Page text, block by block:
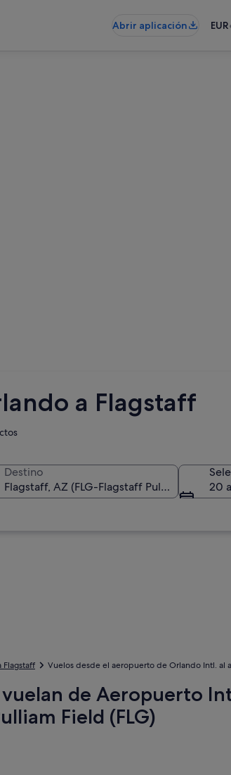
Abrir aplicación EUR
a Flagstaff
Destino
20
Flagstaff Vuelos desde el aeropuerto de Orlando Intl. al
de Aeropuerto
Field (FLG)